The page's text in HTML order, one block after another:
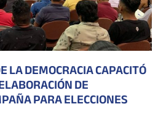
LA DEMOCRACIA CAPACITÓ
DE
PARA ELECCIONES